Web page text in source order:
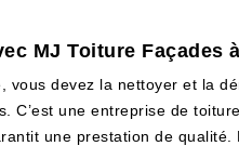
MJ Toiture Façades
devez la nettoyer et la
C’est une entreprise de
une prestation de